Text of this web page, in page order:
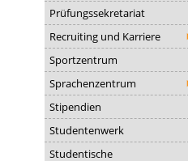
Prüfungssekretariat
Recruiting und Karriere
Sportzentrum
Sprachenzentrum
Stipendien
Studentenwerk
Studentische